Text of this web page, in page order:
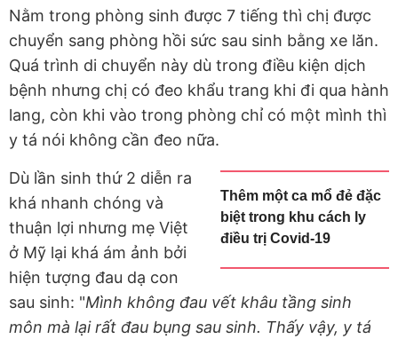
Nằm trong phòng sinh được 7 tiếng thì chị được
chuyển sang phòng hồi sức sau sinh bằng xe lăn.
Quá trình di chuyển này dù trong điều kiện dịch
bệnh nhưng chị có đeo khẩu trang khi đi qua hành
lang, còn khi vào trong phòng chỉ có một mình thì
y tá nói không cần đeo nữa.
Thêm một ca mổ đẻ đặc
biệt trong khu cách ly
điều trị Covid-19
Dù lần sinh thứ 2 diễn ra
khá nhanh chóng và
thuận lợi nhưng mẹ Việt
ở Mỹ lại khá ám ảnh bởi
hiện tượng đau dạ con
sau sinh: "Mình không đau vết khâu tầng sinh
môn mà lại rất đau bụng sau sinh. Thấy vậy, y tá